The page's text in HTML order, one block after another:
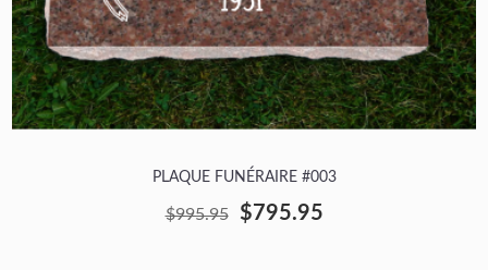
PLAQUE FUNÉRAIRE #003
$995.95 $795.95